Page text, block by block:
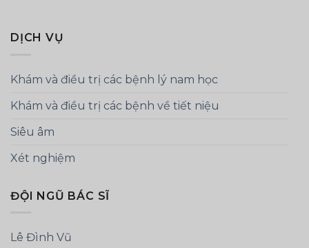
DỊCH VỤ
Khám và điều trị các bệnh lý nam học
Khám và điều trị các bệnh về tiết niệu
Siêu âm
Xét nghiệm
ĐỘI NGŨ BÁC SĨ
Lê Đình Vũ